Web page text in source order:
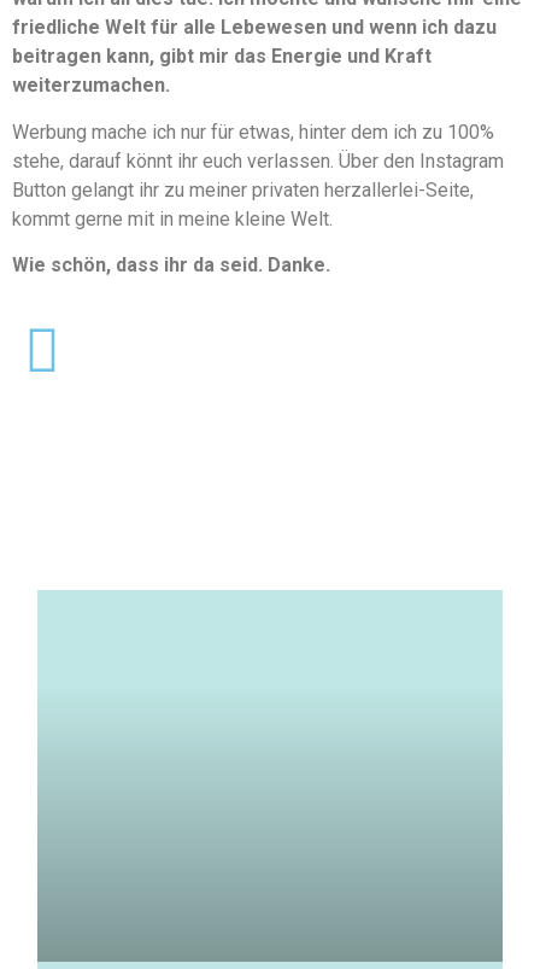
friedliche Welt für alle Lebewesen und wenn ich dazu
beitragen kann, gibt mir das Energie und Kraft
weiterzumachen.
Werbung mache ich nur für etwas, hinter dem ich zu 100%
stehe, darauf könnt ihr euch verlassen. Über den Instagram
Button gelangt ihr zu meiner privaten herzallerlei-Seite,
kommt gerne mit in meine kleine Welt.
Wie schön, dass ihr da seid. Danke.